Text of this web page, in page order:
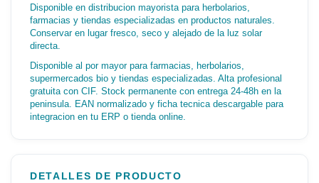
Disponible en distribucion mayorista para herbolarios,
farmacias y tiendas especializadas en productos naturales.
Conservar en lugar fresco, seco y alejado de la luz solar
directa.
Disponible al por mayor para farmacias, herbolarios,
supermercados bio y tiendas especializadas. Alta profesional
gratuita con CIF. Stock permanente con entrega 24-48h en la
peninsula. EAN normalizado y ficha tecnica descargable para
integracion en tu ERP o tienda online.
DETALLES DE PRODUCTO